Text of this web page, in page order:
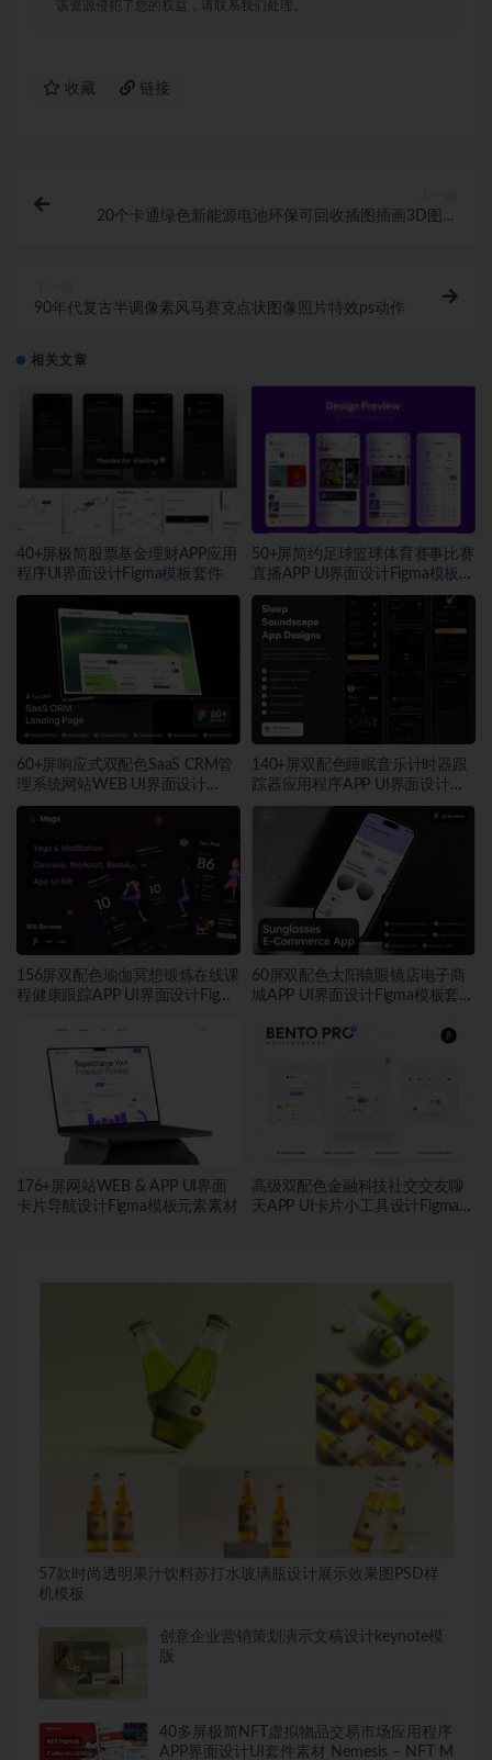
该资源侵犯了您的权益，请联系我们处理。
收藏 链接
20个卡通绿色新能源电池环保可回收插图插画3D图标
90年代复古半调像素风马赛克点状图像照片特效ps动作
相关文章
40+屏极简股票基金理财APP应用
程序UI界面设计Figma模板套件
50+屏简约足球篮球体育赛事比赛
直播APP UI界面设计Figma模板套
件
60+屏响应式双配色SaaS CRM管
理系统网站WEB UI界面设计
Figma模板套件
140+屏双配色睡眠音乐计时器跟
踪器应用程序APP UI界面设计
Figma模板
156屏双配色瑜伽冥想锻炼在线课
程健康跟踪APP UI界面设计Figma
60屏双配色太阳镜眼镜店电子商
城APP UI界面设计Figma模板套件
176+屏网站WEB & APP UI界面
卡片导航设计Figma模板元素素材
高级双配色金融科技社交交友聊
天APP UI卡片小工具设计Figma格
57款时尚透明果汁饮料苏打水玻璃瓶设计展示效果图PSD样
机模板
创意企业营销策划演示文稿设计keynote模
版
40多屏极简NFT虚拟物品交易市场应用程序
APP界面设计UI套件素材 Nemesis – NFT M